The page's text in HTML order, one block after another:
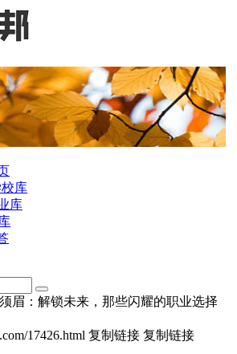
库
库
眉：解锁未来，那些闪耀的职业选择
17426.html 复制链接 复制链接